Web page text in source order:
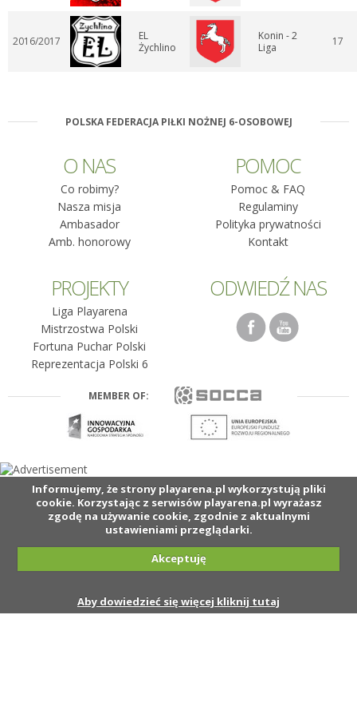
2016/2017
EL
Żychlino
Konin - 2
Liga
17
POLSKA FEDERACJA PIŁKI NOŻNEJ 6-OSOBOWEJ
O NAS
Co robimy?
Nasza misja
Ambasador
Amb. honorowy
POMOC
Pomoc & FAQ
Regulaminy
Polityka prywatności
Kontakt
PROJEKTY
Liga Playarena
Mistrzostwa Polski
Fortuna Puchar Polski
Reprezentacja Polski 6
ODWIEDŹ NAS
MEMBER OF:
Informujemy, że strony playarena.pl wykorzystują pliki
cookie. Korzystając z serwisów playarena.pl wyrażasz
zgodę na używanie cookie, zgodnie z aktualnymi
ustawieniami przeglądarki.
Akceptuję
Aby dowiedzieć się więcej kliknij tutaj